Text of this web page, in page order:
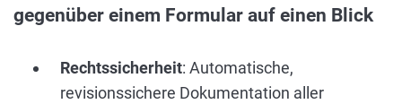
gegenüber einem Formular auf einen Blick
Rechtssicherheit: Automatische,
revisionssichere Dokumentation aller